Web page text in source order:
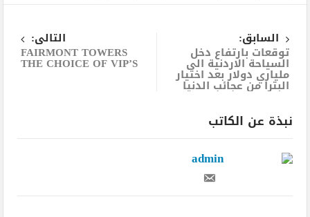
السابق:
توقعات بارتفاع دخل
السياحة الاردنية الى
ملياري دولار بعد اختيار
البترا من عجائب الدنيا
التالى:
FAIRMONT TOWERS
THE CHOICE OF VIP’S
نبذة عن الكاتب
admin